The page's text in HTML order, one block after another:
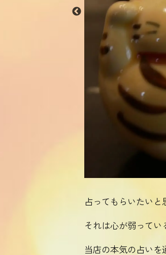
占ってもらいたいと
それは心が弱ってい
当店の本気の占いを